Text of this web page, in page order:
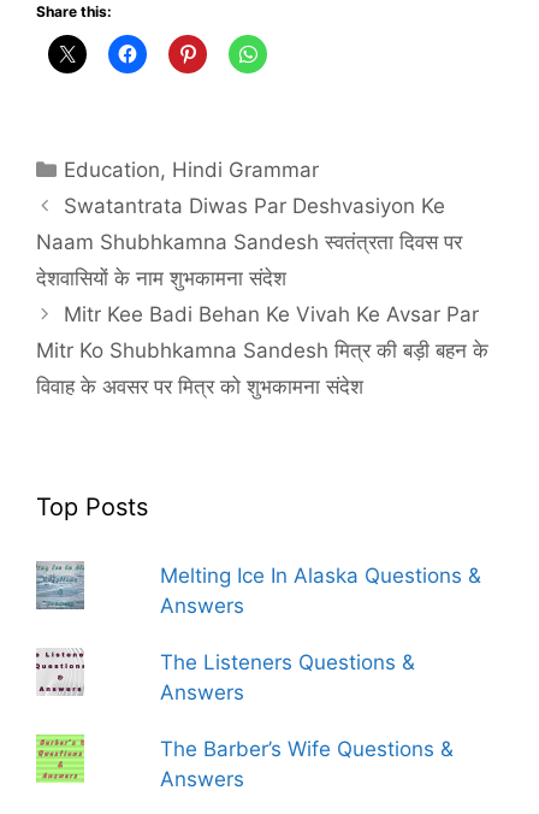
Share this:
Categories
Education, Hindi Grammar
Swatantrata Diwas Par Deshvasiyon Ke
Naam Shubhkamna Sandesh स्वतंत्रता दिवस पर
देशवासियों के नाम शुभकामना संदेश
Mitr Kee Badi Behan Ke Vivah Ke Avsar Par
Mitr Ko Shubhkamna Sandesh मित्र की बड़ी बहन के
विवाह के अवसर पर मित्र को शुभकामना संदेश
Top Posts
Melting Ice In Alaska Questions &
Answers
The Listeners Questions &
Answers
The Barber’s Wife Questions &
Answers